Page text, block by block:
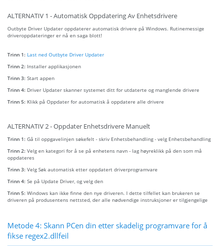
ALTERNATIV 1 - Automatisk Oppdatering Av Enhetsdrivere
Outbyte Driver Updater oppdaterer automatisk drivere på Windows. Rutinemessige
driveroppdateringer er nå en saga blott!
Trinn 1: Last ned Outbyte Driver Updater
Trinn 2: Installer applikasjonen
Trinn 3: Start appen
Trinn 4: Driver Updater skanner systemet ditt for utdaterte og manglende drivere
Trinn 5: Klikk på Oppdater for automatisk å oppdatere alle drivere
ALTERNATIV 2 - Oppdater Enhetsdrivere Manuelt
Trinn 1: Gå til oppgavelinjen søkefelt - skriv Enhetsbehandling - velg Enhetsbehandling
Trinn 2: Velg en kategori for å se på enhetens navn - lag høyreklikk på den som må
oppdateres
Trinn 3: Velg Søk automatisk etter oppdatert driverprogramvare
Trinn 4: Se på Update Driver, og velg den
Trinn 5: Windows kan ikke finne den nye driveren. I dette tilfellet kan brukeren se
driveren på produsentens nettsted, der alle nødvendige instruksjoner er tilgjengelige
Metode 4: Skann PCen din etter skadelig programvare for å
fikse regex2.dllfeil